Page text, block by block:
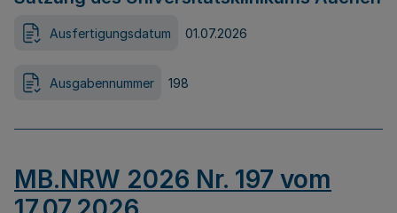
Ausfertigungsdatum 01.07.2026
Ausgabennummer 198
MB.NRW 2026 Nr. 197 vom